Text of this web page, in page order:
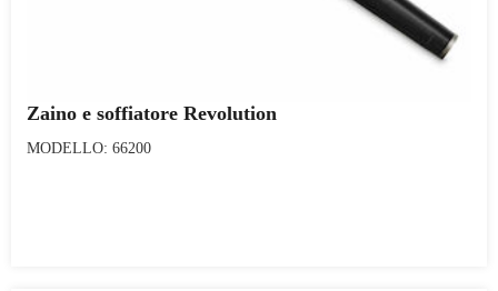
Zaino e soffiatore Revolution
MODELLO: 66200